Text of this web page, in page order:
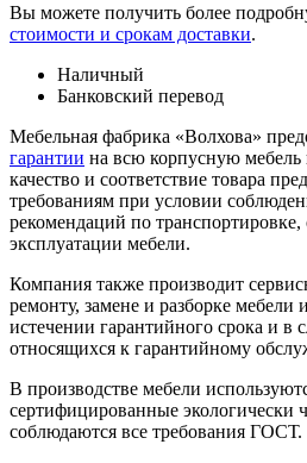
Вы можете получить более
стоимости и срокам доставки.
Наличный
Банковский перевод
Мебельная фабрика «Волхова»
гарантии на всю корпусную мебель
качество и соответствие товара
требованиям при условии
рекомендаций по транспорти­ровке,
эксплуатации мебели.
Компания также производит
ремонту, замене и разборке мебели
истечении гарантийного срока и в
относящихся к гарантийному
В производстве мебели
сертифицированные экологически
соблюдаются все требования ГОСТ.